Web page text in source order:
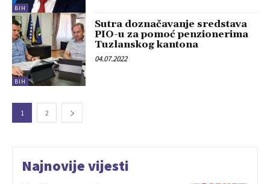
BIH
BIH
Sutra doznačavanje sredstava
PIO-u za pomoć penzionerima
Tuzlanskog kantona
04.07.2022
1 2
Najnovije vijesti